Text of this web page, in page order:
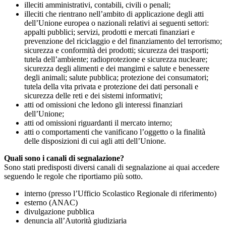
illeciti amministrativi, contabili, civili o penali;
illeciti che rientrano nell’ambito di applicazione degli atti
dell’Unione europea o nazionali relativi ai seguenti settori:
appalti pubblici; servizi, prodotti e mercati finanziari e
prevenzione del riciclaggio e del finanziamento del terrorismo;
sicurezza e conformità dei prodotti; sicurezza dei trasporti;
tutela dell’ambiente; radioprotezione e sicurezza nucleare;
sicurezza degli alimenti e dei mangimi e salute e benessere
degli animali; salute pubblica; protezione dei consumatori;
tutela della vita privata e protezione dei dati personali e
sicurezza delle reti e dei sistemi informativi;
atti od omissioni che ledono gli interessi finanziari
dell’Unione;
atti od omissioni riguardanti il mercato interno;
atti o comportamenti che vanificano l’oggetto o la finalità
delle disposizioni di cui agli atti dell’Unione.
Quali sono i canali di segnalazione?
Sono stati predisposti diversi canali di segnalazione ai quai accedere
seguendo le regole che riportiamo più sotto.
interno (presso l’Ufficio Scolastico Regionale di riferimento)
esterno (ANAC)
divulgazione pubblica
denuncia all’Autorità giudiziaria